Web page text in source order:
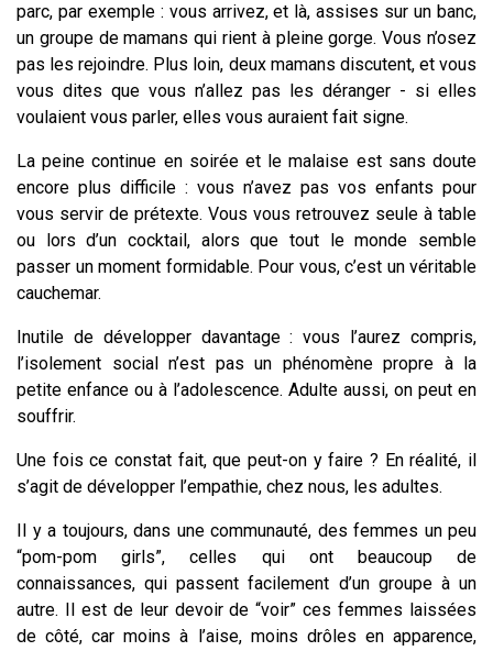
parc, par exemple : vous arrivez, et là, assises sur un banc,
un groupe de mamans qui rient à pleine gorge. Vous n’osez
pas les rejoindre. Plus loin, deux mamans discutent, et vous
vous dites que vous n’allez pas les déranger - si elles
voulaient vous parler, elles vous auraient fait signe.
La peine continue en soirée et le malaise est sans doute
encore plus difficile : vous n’avez pas vos enfants pour
vous servir de prétexte. Vous vous retrouvez seule à table
ou lors d’un cocktail, alors que tout le monde semble
passer un moment formidable. Pour vous, c’est un véritable
cauchemar.
Inutile de développer davantage : vous l’aurez compris,
l’isolement social n’est pas un phénomène propre à la
petite enfance ou à l’adolescence. Adulte aussi, on peut en
souffrir.
Une fois ce constat fait, que peut-on y faire ? En réalité, il
s’agit de développer l’empathie, chez nous, les adultes.
Il y a toujours, dans une communauté, des femmes un peu
“pom-pom girls”, celles qui ont beaucoup de
connaissances, qui passent facilement d’un groupe à un
autre. Il est de leur devoir de “voir” ces femmes laissées
de côté, car moins à l’aise, moins drôles en apparence,